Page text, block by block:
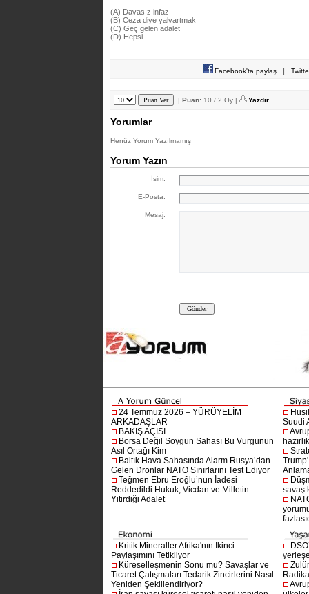
(A) Davasız infaz
(B) Ceza diye yalvartmak
(C) Geç gelen adalet
(D) Hepsi
Facebook'ta paylaş |
| Puan: 10 / 2 Oy | Yazdır
Yorumlar
Henüz Yorum Yazılmamış
Yorum Yazın
İsim:
E-Posta:
Mesaj:
24 Temmuz 2026 – YÜRÜYELİM
ARKADAŞLAR
BAKIŞ AÇISI
Borsa Değil Soygun Sahası Bu Vurgunun
Asıl Ortağı Kim
Baltık Hava Sahasında Alarm Rusya’dan
Gelen Dronlar NATO Sınırlarını Test Ediyor
Teğmen Ebru Eroğlu’nun İadesi
Reddedildi Hukuk, Vicdan ve Milletin
Yitirdiği Adalet
Suudi
savaş
Kritik Mineraller Afrika'nın İkinci
Paylaşımını Tetikliyor
Küreselleşmenin Sonu mu? Savaşlar ve
Ticaret Çatışmaları Tedarik Zincirlerini Nasıl
Yeniden Şekillendiriyor?